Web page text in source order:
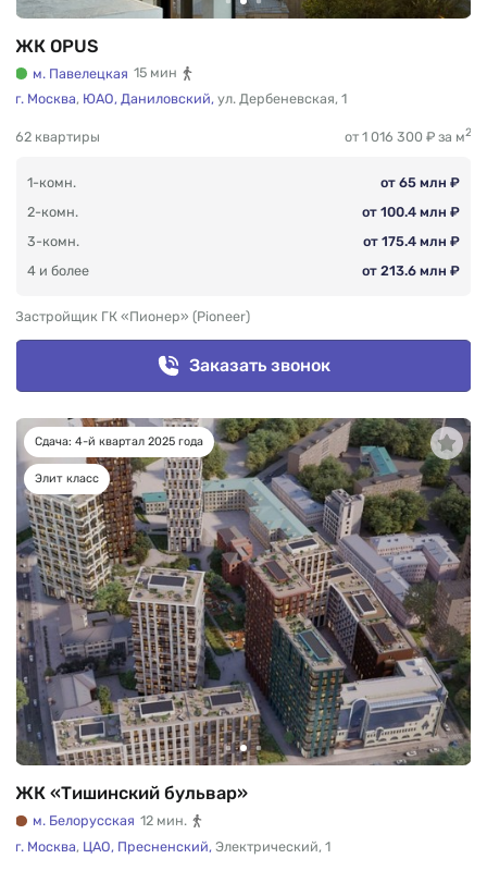
ЖК OPUS
м. Павелецкая 15 мин
г. Москва, ЮАО, Даниловский, ул. Дербеневская, 1
62 квартиры от 1 016 300 ₽ за м2
1-комн.
от 65 млн ₽
2-комн.
от 100.4 млн ₽
3-комн.
от 175.4 млн ₽
4 и более
от 213.6 млн ₽
Застройщик ГК «Пионер» (Pioneer)
Заказать звонок
ЖК «Тишинский бульвар»
м. Белорусская 12 мин.
г. Москва, ЦАО, Пресненский, Электрический, 1
Сдача: 4-й квартал 2025 года
Элит класс